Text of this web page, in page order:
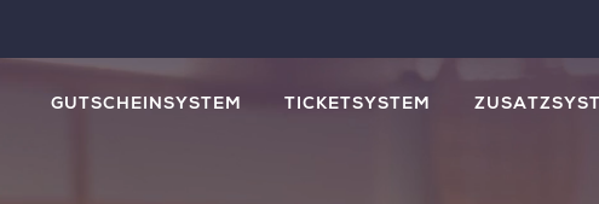
GUTSCHEINSYSTEM TICKETSYSTEM